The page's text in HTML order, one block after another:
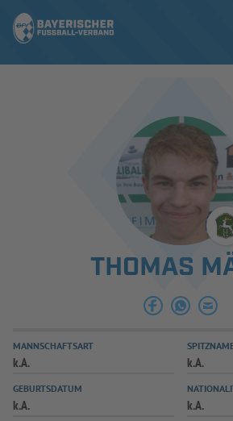
ERGEBNISSE & WETTBEWERBE
SPIELBETRIEB & VERBANDSLEBEN
AUSBILDUNG & FÖRDERUNG
THOMAS
MANNSCHAFTSART
k.A. k.A.
GEBURTSDATUM
k.A. k.A.